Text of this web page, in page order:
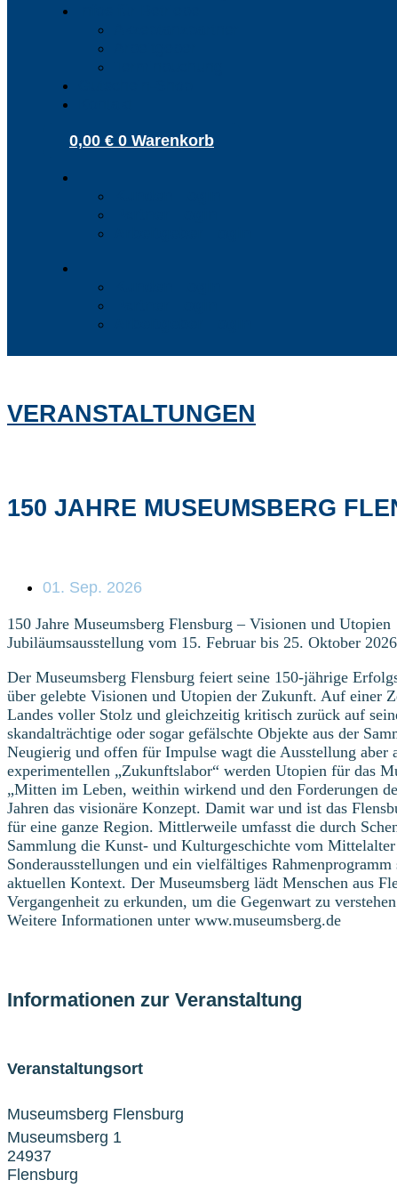
0,00 € 0 Warenkorb
VERANSTALTUNGEN
150 JAHRE MUSEUMSBERG
01. Sep. 2026
150 Jahre Museumsberg Flensburg – Visionen und Utopien
Jubiläumsausstellung vom 15. Februar bis 25. Oktober 2026
Der Museumsberg Flensburg feiert seine 150-jährige
über gelebte Visionen und Utopien der Zukunft. Auf einer
Landes voller Stolz und gleichzeitig kritisch zurück auf
skandalträchtige oder sogar gefälschte Objekte aus der
Neugierig und offen für Impulse wagt die Ausstellung aber
experimentellen „Zukunftslabor“ werden Utopien für das
„Mitten im Leben, weithin wirkend und den Forderungen
Jahren das visionäre Konzept. Damit war und ist das
für eine ganze Region. Mittlerweile umfasst die durch
Sammlung die Kunst- und Kulturgeschichte vom
Sonderausstellungen und ein vielfältiges
aktuellen Kontext. Der Museumsberg lädt Menschen aus
Vergangenheit zu erkunden, um die Gegenwart zu
Weitere Informationen unter www.museumsberg.de
Informationen zur Veranstaltung
Veranstaltungsort
Museumsberg Flensburg
Museumsberg 1
24937
Flensburg